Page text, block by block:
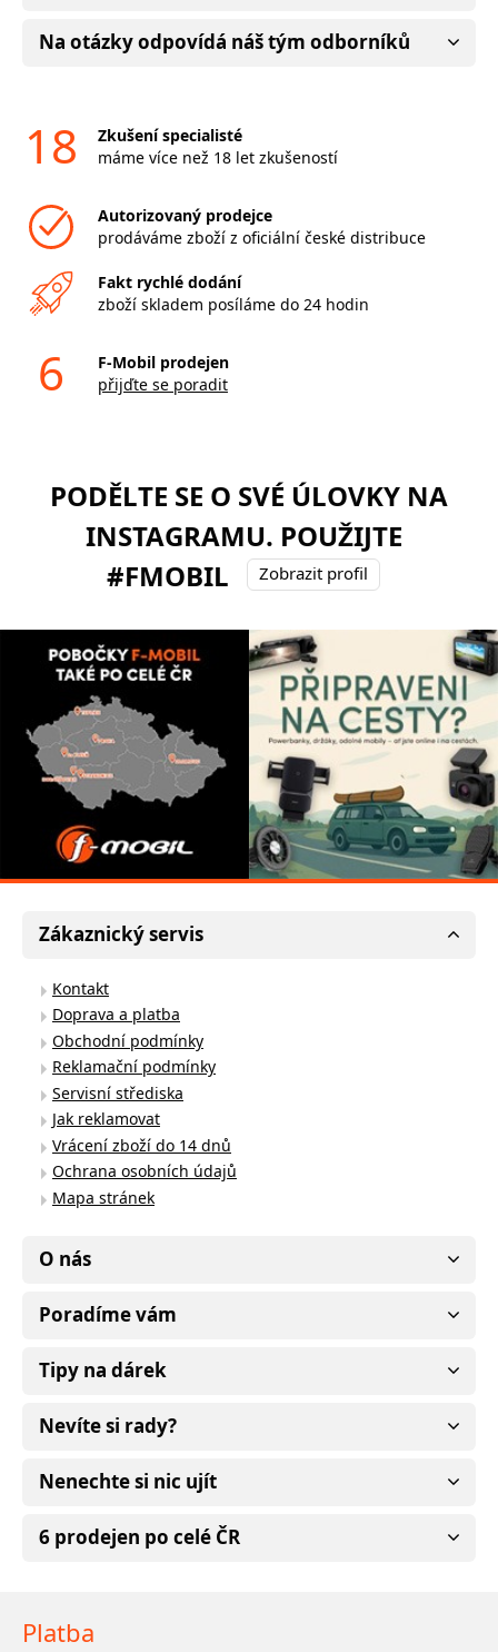
Na otázky odpovídá náš tým odborníků
18
Zkušení specialisté
máme více než 18 let zkušeností
Autorizovaný prodejce
prodáváme zboží z oficiální české distribuce
Fakt rychlé dodání
zboží skladem posíláme do 24 hodin
6
F-Mobil prodejen
přijďte se poradit
PODĚLTE SE O SVÉ ÚLOVKY NA
INSTAGRAMU. POUŽIJTE
#FMOBIL
Zobrazit profil
Zákaznický servis
Kontakt
Doprava a platba
Obchodní podmínky
Reklamační podmínky
Servisní střediska
Jak reklamovat
Vrácení zboží do 14 dnů
Ochrana osobních údajů
Mapa stránek
O nás
Poradíme vám
Tipy na dárek
Nevíte si rady?
Nenechte si nic ujít
6 prodejen po celé ČR
Platba